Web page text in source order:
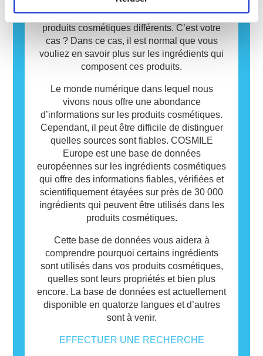
utilisent quotidiennement plus de sept
produits cosmétiques différents. C’est votre
cas ? Dans ce cas, il est normal que vous
vouliez en savoir plus sur les ingrédients qui
composent ces produits.
Le monde numérique dans lequel nous
vivons nous offre une abondance
d’informations sur les produits cosmétiques.
Cependant, il peut être difficile de distinguer
quelles sources sont fiables. COSMILE
Europe est une base de données
européennes sur les ingrédients cosmétiques
qui offre des informations fiables, vérifiées et
scientifiquement étayées sur près de 30 000
ingrédients qui peuvent être utilisés dans les
produits cosmétiques.
Cette base de données vous aidera à
comprendre pourquoi certains ingrédients
sont utilisés dans vos produits cosmétiques,
quelles sont leurs propriétés et bien plus
encore. La base de données est actuellement
disponible en quatorze langues et d’autres
sont à venir.
EFFECTUER UNE RECHERCHE